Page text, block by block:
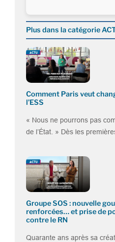
Plus dans la catégorie
Comment Paris veut
l’ESS
« Nous ne pourrons pas
de l’État. » Dès les
Groupe SOS : nouvelle
renforcées… et prise de
contre le RN
Quarante ans après sa